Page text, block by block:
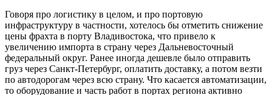
Говоря про логистику в целом, и про портовую
инфраструктуру в частности, хотелось бы отметить снижение
цены фрахта в порту Владивостока, что привело к
увеличению импорта в страну через Дальневосточный
федеральный округ. Ранее иногда дешевле было отправить
груз через Санкт-Петербург, оплатить доставку, а потом везти
по автодорогам через всю страну. Что касается автоматизации,
то оборудование и часть работ в портах региона активно